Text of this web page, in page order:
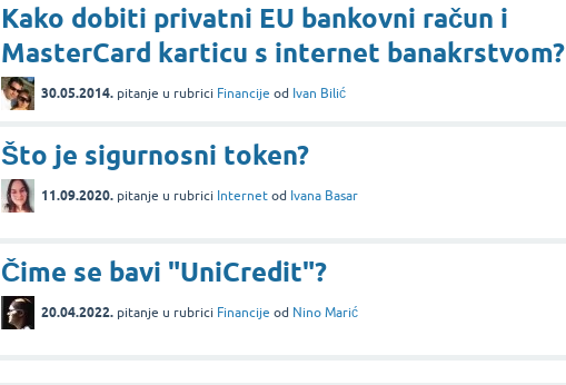
Kako dobiti privatni EU bankovni račun i
MasterCard karticu s internet banakrstvom?
30.05.2014. pitanje u rubrici Financije od Ivan Bilić
Što je sigurnosni token?
11.09.2020. pitanje u rubrici Internet od Ivana Basar
Čime se bavi "UniCredit"?
20.04.2022. pitanje u rubrici Financije od Nino Marić